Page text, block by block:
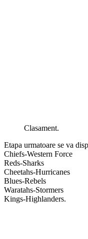
Clasament.
Etapa urmatoare se va
Chiefs-Western Force
Reds-Sharks
Cheetahs-Hurricanes
Blues-Rebels
Waratahs-Stormers
Kings-Highlanders.